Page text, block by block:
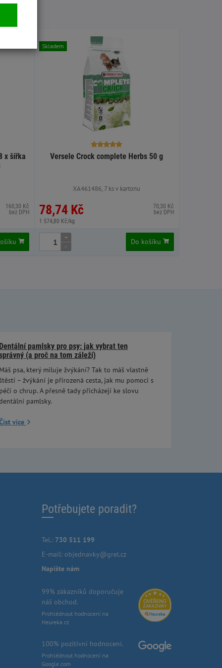
x šířka
160,30 Kč
bez DPH
Versele Crock complete Herbs 50 g
XA461486, 7 ks v kartonu
78,74 Kč
1 574,80 Kč/kg
70,30 Kč
bez DPH
Skladem
+
-
Do košíku
Dentální pamlsky pro psy: jak vybrat ten
(a proč na tom záleží)
Máš psa, který miluje žvýkání? Tak to máš vlastně
– žvýkání je přirozená cesta, jak mu pomoci s
péčí o chrup. A přesně tady přicházejí ke slovu
pamlsky.
více
Potřebujete poradit?
Tel.: 730 511 199
E-mail: objednavky@grel.cz
Napište nám
99% zákazníků doporučuje
náš obchod.
Prohlédnout hodnocení na
Heureka.cz
100% pozitivní hodnocení.
Prohlédnout hodnocení na
Google.com